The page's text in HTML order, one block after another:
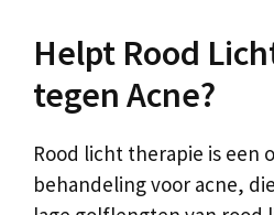
Helpt Rood
tegen Acne?
Rood licht therapie is een
behandeling voor acne,